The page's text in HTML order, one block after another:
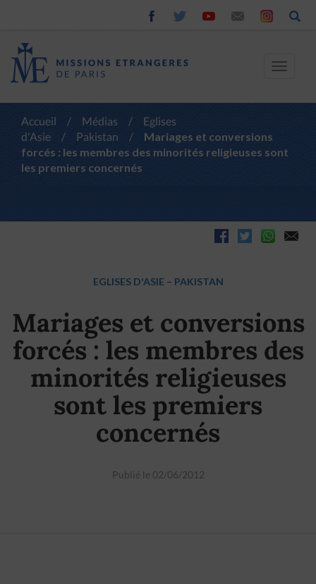
Toggle
Accueil / Médias /
Eglises
d'Asie
/ Pakistan /
Mariages et conversions
forcés : les membres des minorités religieuses sont
les premiers concernés
EGLISES D'ASIE – PAKISTAN
Mariages et conversions
forcés : les membres des
minorités religieuses
sont les premiers
concernés
Publié le 02/06/2012